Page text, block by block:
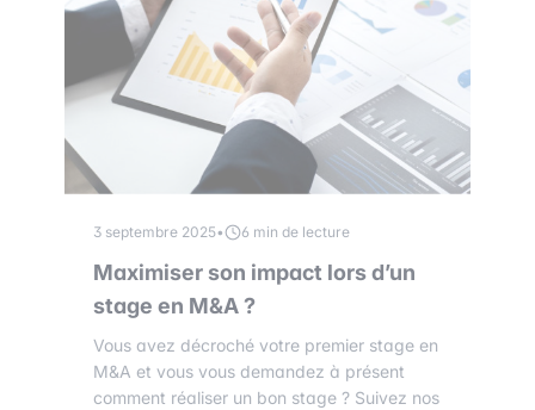
3 septembre 2025• 6 min de lecture
Maximiser son impact lors d’un
stage en M&A ?
Vous avez décroché votre premier stage en
M&A et vous vous demandez à présent
comment réaliser un bon stage ? Suivez nos